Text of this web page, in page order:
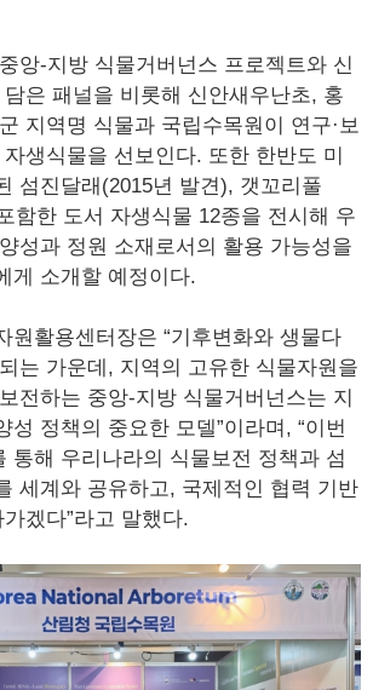
앙-지방 식물거버넌스 프로젝트와 신
은 패널을 비롯해 신안새우난초, 홍
지역명 식물과 국립수목원이 연구·보
생식물을 선보인다. 또한 한반도 미
섬진달래(2015년 발견), 갯꼬리풀
함한 도서 자생식물 12종을 전시해 우
성과 정원 소재로서의 활용 가능성을
게 소개할 예정이다.
원활용센터장은 “기후변화와 생물다
는 가운데, 지역의 고유한 식물자원을
전하는 중앙-지방 식물거버넌스는 지
성 정책의 중요한 모델”이라며, “이번
통해 우리나라의 식물보전 정책과 섬
세계와 공유하고, 국제적인 협력 기반
겠다”라고 말했다.